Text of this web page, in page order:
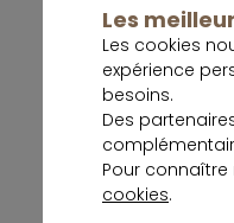
Les
Les cookies
expérience
besoins.
Des
Pour
cookies.